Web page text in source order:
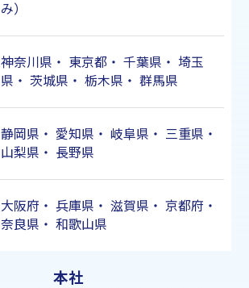
み）
神奈川県 ・ 東京都・ 千葉県 ・ 埼玉
県 ・ 茨城県 ・ 栃木県 ・ 群馬県
静岡県 ・ 愛知県 ・ 岐阜県 ・ 三重県 ・
山梨県 ・ 長野県
大阪府 ・ 兵庫県 ・ 滋賀県 ・ 京都府 ・
奈良県 ・ 和歌山県
本社